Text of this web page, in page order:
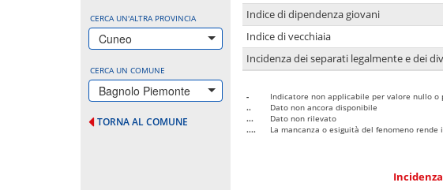
CERCA UN'ALTRA PROVINCIA
Cuneo
CERCA UN COMUNE
Bagnolo Piemonte
TORNA AL COMUNE
Indice di dipendenza giovani
Indice di vecchiaia
Incidenza dei separati legalmente e dei
-
Indicatore non applicabile per valore nullo
..
Dato non ancora disponibile
...
Dato non rilevato
....
La mancanza o esiguità del fenomeno